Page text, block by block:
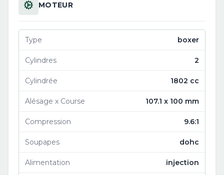
MOTEUR
Type boxer
Cylindres 2
Cylindrée 1802 cc
Alésage x Course 107.1 x 100 mm
Compression 9.6:1
Soupapes dohc
Alimentation injection